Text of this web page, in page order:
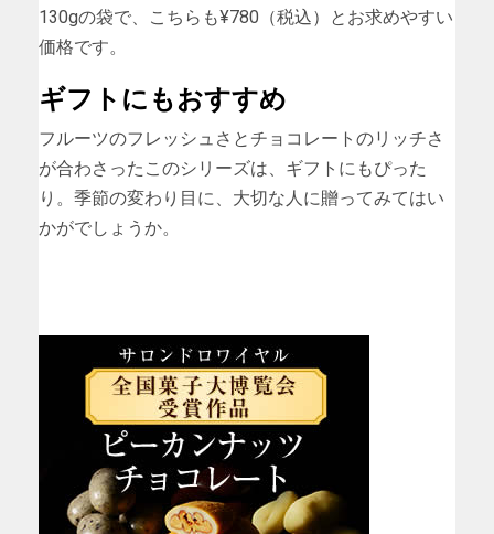
130gの袋で、こちらも¥780（税込）とお求めやすい
価格です。
ギフトにもおすすめ
フルーツのフレッシュさとチョコレートのリッチさ
が合わさったこのシリーズは、ギフトにもぴった
り。季節の変わり目に、大切な人に贈ってみてはい
かがでしょうか。